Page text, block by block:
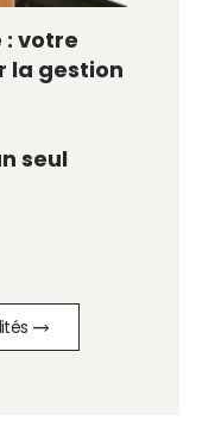
: votre
la gestion
seul